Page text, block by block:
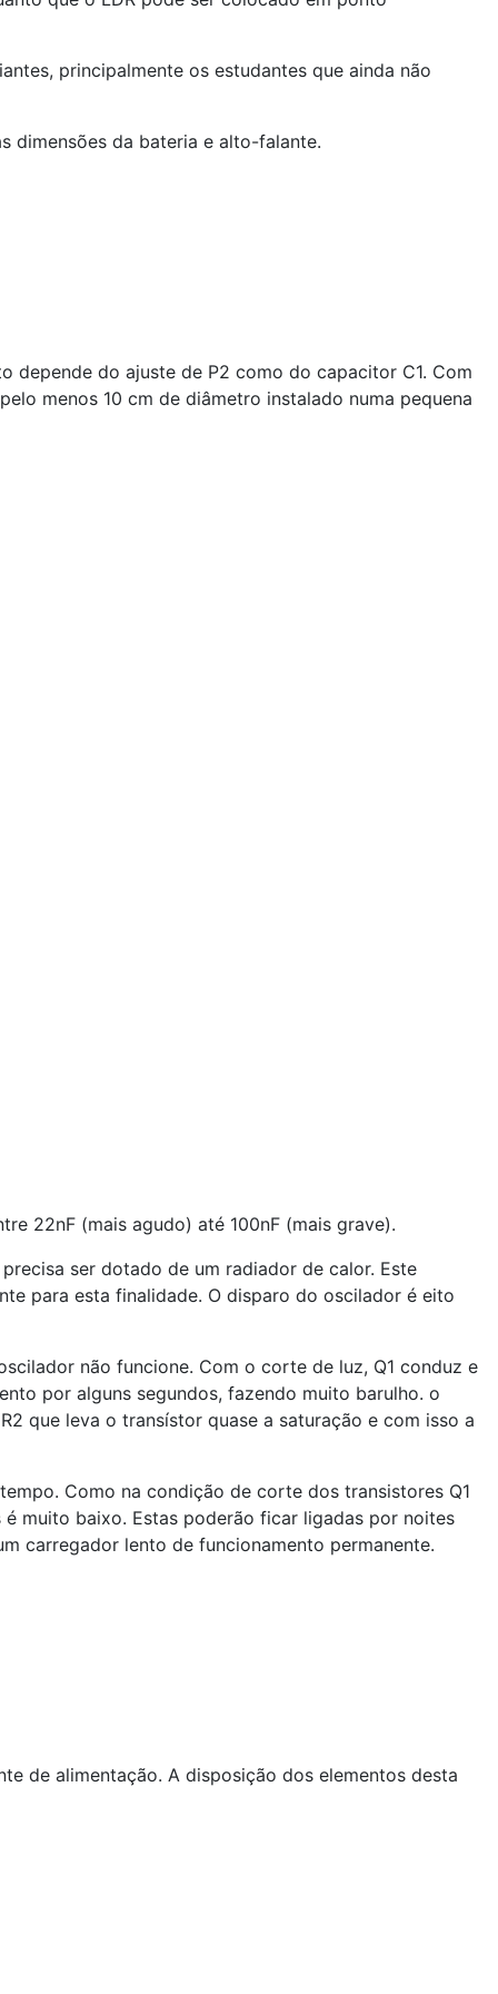
principalmente os estudantes que ainda não
dimensões da bateria e alto-falante.
depende do ajuste de P2 como do capacitor C1. Com
menos 10 cm de diâmetro instalado numa pequena
22nF (mais agudo) até 100nF (mais grave).
ser dotado de um radiador de calor. Este
para esta finalidade. O disparo do oscilador é eito
não funcione. Com o corte de luz, Q1 conduz e
por alguns segundos, fazendo muito barulho. o
que leva o transístor quase a saturação e com isso a
Como na condição de corte dos transistores Q1
muito baixo. Estas poderão ficar ligadas por noites
carregador lento de funcionamento permanente.
de alimentação. A disposição dos elementos desta